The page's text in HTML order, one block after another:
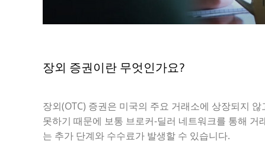
장외 증권이란 무엇인가요?
장외(OTC) 증권은 미국의 주요 거래소에 상장되지
못하기 때문에 보통 브로커-딜러 네트워크를 통해
는 추가 단계와 수수료가 발생할 수 있습니다.